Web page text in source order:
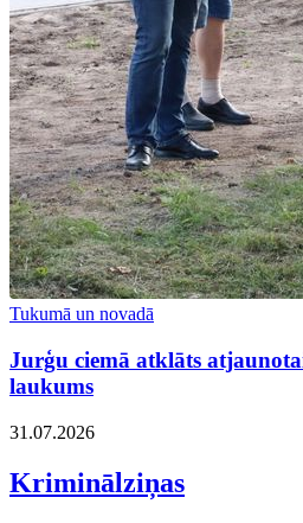
Tukumā un novadā
Jurģu ciemā atklāts
laukums
31.07.2026
Kriminālziņas